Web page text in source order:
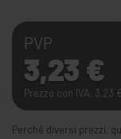
PVP
3,23 €
Prezzo con IVA: 3,23 €
Perché diversi prezzi,